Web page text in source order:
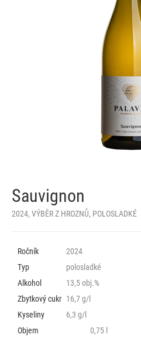
Sauvignon
2024, VÝBĚR Z HROZNŮ, POLOSLADKÉ
Ročník
2024
Typ
polosladké
Alkohol
13,5 obj.%
Zbytkový cukr 16,7 g/l
Kyseliny
6,3 g/l
Objem
0,75 l